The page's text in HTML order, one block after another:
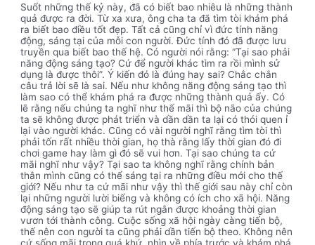
Suốt những thế kỷ này, đã có biết bao nhiêu là những thành
quả được ra đời. Từ xa xưa, ông cha ta đã tìm tòi khám phá
ra biết bao điều tốt đẹp. Tất cả cũng chỉ vì đức tính năng
động, sáng tại của mỗi con người. Đức tính đó đã được lưu
truyền qua biết bao thế hệ. Có người nói rằng: “Tại sao phải
năng động sáng tạo? Cứ để người khác tìm ra rồi mình sử
dụng là được thôi”. Ý kiến đó là đúng hay sai? Chắc chắn
câu trả lời sẽ là sai. Nếu như không năng động sáng tạo thì
làm sao có thể khám phá ra được những thành quả ấy. Có
lẽ rằng nếu chúng ta nghĩ như thế mãi thì bộ não của chúng
ta sẽ không được phát triển và dần dần ta lại có thói quen ỉ
lại vào người khác. Cũng có vài người nghĩ rằng tìm tòi thì
phải tốn rất nhiều thời gian, họ thà rằng lấy thời gian đó đi
chơi game hay làm gì đó sẽ vui hơn. Tại sao chúng ta cứ
mãi nghĩ như vậy? Tại sao ta không nghĩ rằng chính bản
thân mình cũng có thể sáng tại ra những điều mới cho thế
giới? Nếu như ta cứ mãi như vậy thì thế giới sau này chỉ còn
lại những người lười biếng và không có ích cho xã hội. Năng
động sáng tạo sẽ giúp ta rút ngắn được khoảng thời gian
vươn tới thành công. Cuộc sống xã hội ngày càng tiến bộ,
thế nên con người ta cũng phải dần tiến bộ theo. Không nên